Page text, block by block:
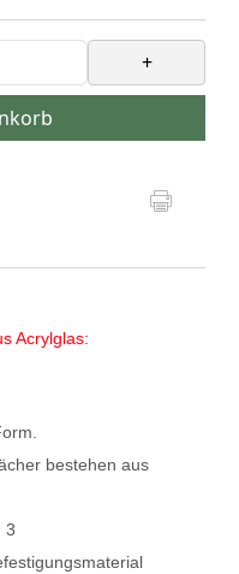
+
Acrylglas:
bestehen aus
3